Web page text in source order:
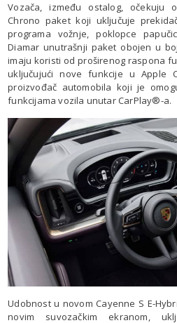
Vozača, između ostalog, očekuju
Chrono paket koji uključuje
programa vožnje, poklopce
Diamar unutrašnji paket obojen u
imaju koristi od proširenog raspona
uključujući nove funkcije u Apple
proizvođač automobila koji je
funkcijama vozila unutar CarPlay®-a.
Udobnost u novom Cayenne S E-
novim suvozačkim ekranom,